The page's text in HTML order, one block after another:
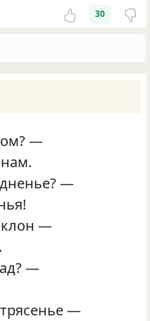
30
—
—
—
—
—